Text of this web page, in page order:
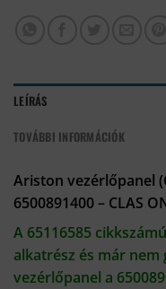
LEÍRÁS
TOVÁBBI INFORMÁCIÓK
Ariston vezérlőpanel
6500891400 – CLAS
A 65116585
alkatrész és már
vezérlőpanel a